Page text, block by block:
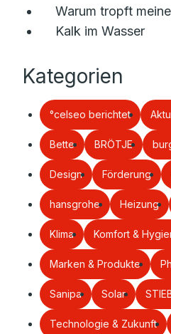
Warum tropft
Kalk im Wasser
Kategorien
°celseo berichtet
Bette BRÖTJE
Design Förderung
hansgrohe Heizung
Klima Komfort &
Marken & Produkte
Sanipa Solar
Technologie & Zukunft